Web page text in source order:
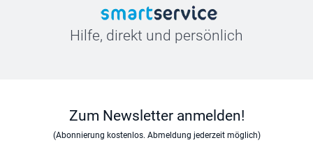
Hilfe, direkt und persönlich
Zum Newsletter anmelden!
(Abonnierung kostenlos. Abmeldung jederzeit möglich)